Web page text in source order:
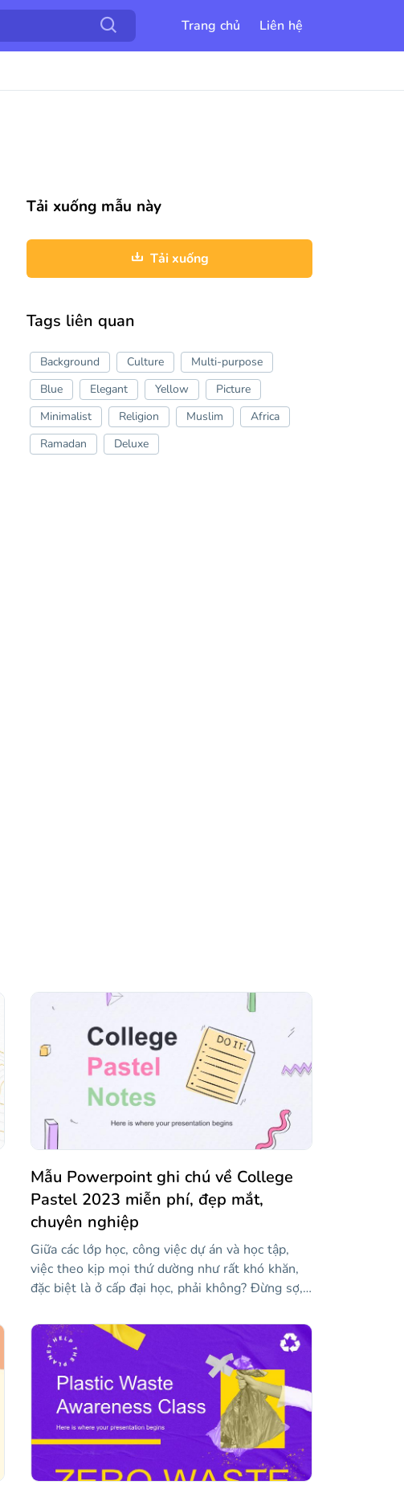
Trang chủ Liên hệ
Tải xuống mẫu này
Tải xuống
Tags liên quan
Background Culture
Multi-purpose
Blue
Elegant Yellow
Picture
Minimalist
Religion Muslim
Africa
Ramadan
Deluxe
Mẫu Powerpoint ghi chú về College
Pastel 2023 miễn phí, đẹp mắt,
chuyên nghiệp
Giữa các lớp học, công việc dự án và học tập,
việc theo kịp mọi thứ dường như rất khó khăn,
đặc biệt là ở cấp đại học, phải không? Đừng sợ,
bạn, điều đầu tiên chúng tôi nghĩ ra là màu
pastel tươi sáng và nhiều hình minh họa giống
như hình vẽ nguệch ngoạc — một nét thú vị
luôn được chào đón! Tất cả các bố cục đều chứa
các mảnh giấy hoặc ghi chú dính, nơi bạn có thể
viết bất cứ điều gì bạn cần nhớ. Sự kết hợp
tuyệt vời này sẽ khiến bạn lưu giữ thông tin đó